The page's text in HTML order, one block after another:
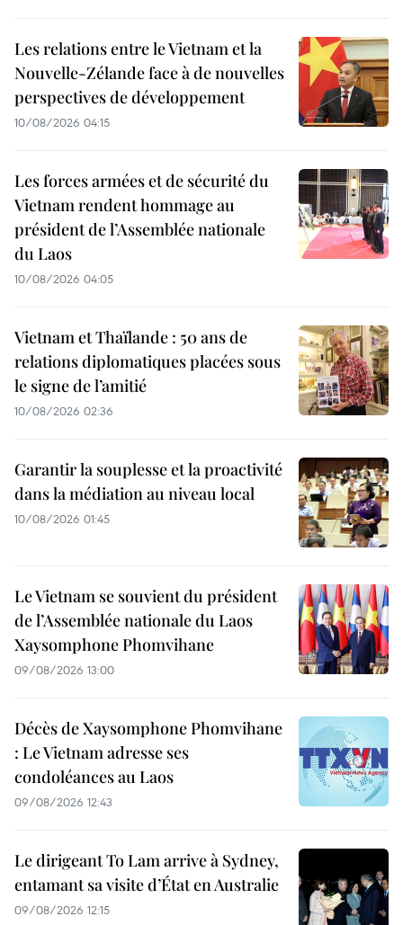
Les relations entre le Vietnam et la
Nouvelle-Zélande face à de nouvelles
perspectives de développement
10/08/2026 04:15
Les forces armées et de sécurité du
Vietnam rendent hommage au
président de l’Assemblée nationale
du Laos
10/08/2026 04:05
Vietnam et Thaïlande : 50 ans de
relations diplomatiques placées sous
le signe de l’amitié
10/08/2026 02:36
Garantir la souplesse et la proactivité
dans la médiation au niveau local
10/08/2026 01:45
Le Vietnam se souvient du président
de l’Assemblée nationale du Laos
Xaysomphone Phomvihane
09/08/2026 13:00
Décès de Xaysomphone Phomvihane
: Le Vietnam adresse ses
condoléances au Laos
09/08/2026 12:43
Le dirigeant To Lam arrive à Sydney,
entamant sa visite d’État en Australie
09/08/2026 12:15